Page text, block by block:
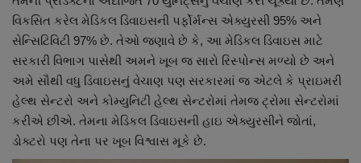
વિકસિત કરેલ મેડિકલ ડિવાઇસની પર્ફોર્મન્સ એક્યુરસી 95% અને
સેન્સિટિવિટી 97% છે. તેઓ જણાવે છે કે, આ મેડિકલ ડિવાઇસ માટે
સરકારી વિભાગ પાસેથી અમને ખૂબ જ સારો રિસ્પોન્સ મળ્યો છે અને
અમે સૌથી વધુ ડિવાઇસનું વેચાણ પણ સરકારમાં જ એટલે કે પ્રાઇમરી
હેલ્થ સેન્ટરો અને કોમ્યુનિટી હેલ્થ સેન્ટરોમાં તેમજ ટ્રોમા સેન્ટરોમાં
કરીએ છીએ. તેમના મેડિકલ ડિવાઇસની હાઇ એક્યુરસીને જોતાં,
ડોક્ટરો પણ તેના પર ખૂબ વિશ્વાસ મૂકે છે.